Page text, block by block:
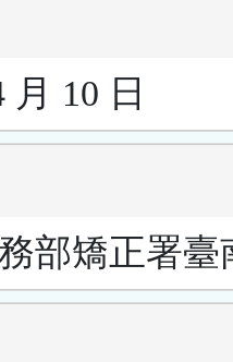
月 10 日
部矯正署臺